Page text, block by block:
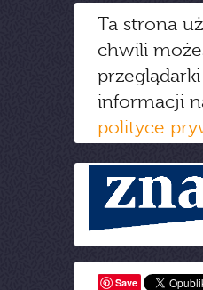
Ta strona
chwili
informacji
polityce
Save